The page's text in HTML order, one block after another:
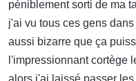
péniblement sorti de ma
j'ai vu tous ces gens
aussi bizarre que ça
l'impressionnant cortège
alors j'ai laissé passer